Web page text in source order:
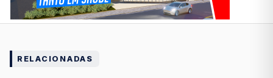
RELACIONADAS